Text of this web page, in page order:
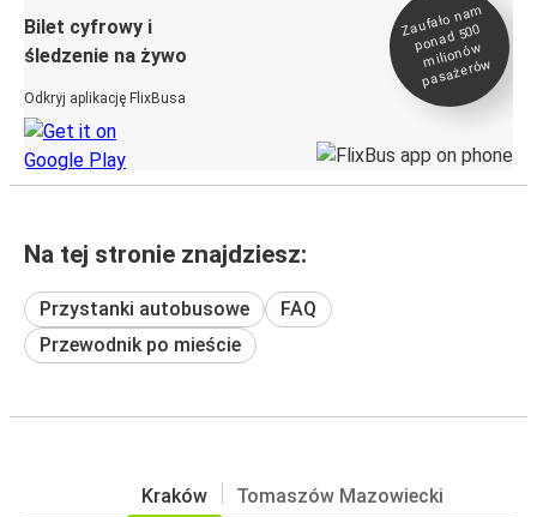
Bilet cyfrowy i
śledzenie na żywo
Odkryj aplikację FlixBusa
Zaufało na
m
ponad 500
milionó
w
pasażeró
w
Na tej stronie znajdziesz:
Przystanki autobusowe
FAQ
Przewodnik po mieście
Kraków Tomaszów Mazowiecki